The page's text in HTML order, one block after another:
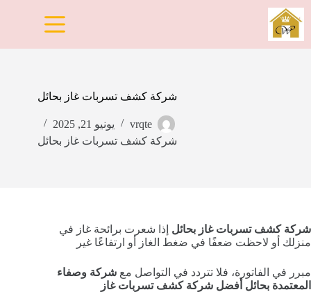
التجاوز
إلى
المحتوى
شركة كشف تسربات غاز بحائل
vrqte
يونيو 21, 2025
شركة كشف تسربات غاز بحائل
شركة كشف تسربات غاز بحائل إذا شعرت برائحة غاز في
منزلك أو لاحظت ضعفًا في ضغط الغاز أو ارتفاعًا غير
مبرر في الفاتورة، فلا تتردد في التواصل مع شركة وصفاء
المعتمدة بحائل أفضل شركة كشف تسربات غاز